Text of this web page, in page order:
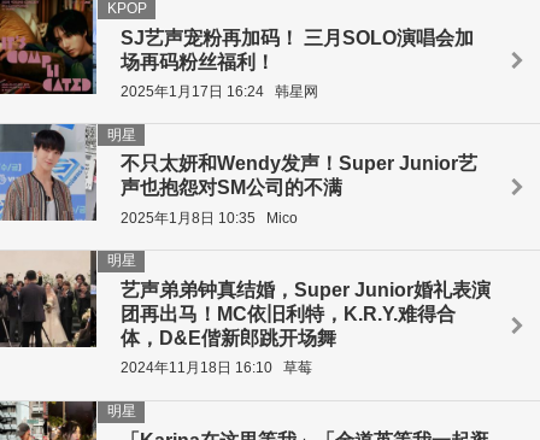
SJ艺声宠粉再加码！ 三月SOLO演唱会加
场再码粉丝福利！
KPOP
2025年1月17日 16:24 韩星网
不只太妍和Wendy发声！Super Junior艺
声也抱怨对SM公司的不满
明星
2025年1月8日 10:35 Mico
艺声弟弟钟真结婚，Super Junior婚礼表演
团再出马！MC依旧利特，K.R.Y.难得合
体，D&E偕新郎跳开场舞
明星
2024年11月18日 16:10 草莓
明星